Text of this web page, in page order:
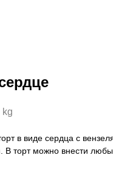
kg
в виде сердца с
В торт можно внести